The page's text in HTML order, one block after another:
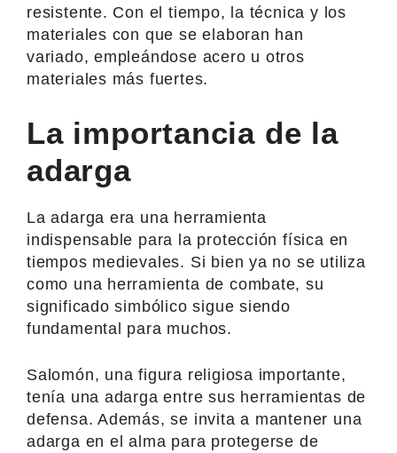
resistente. Con el tiempo, la técnica y los
materiales con que se elaboran han
variado, empleándose acero u otros
materiales más fuertes.
La importancia de la
adarga
La adarga era una herramienta
indispensable para la protección física en
tiempos medievales. Si bien ya no se utiliza
como una herramienta de combate, su
significado simbólico sigue siendo
fundamental para muchos.
Salomón, una figura religiosa importante,
tenía una adarga entre sus herramientas de
defensa. Además, se invita a mantener una
adarga en el alma para protegerse de